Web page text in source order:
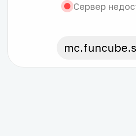
Сервер